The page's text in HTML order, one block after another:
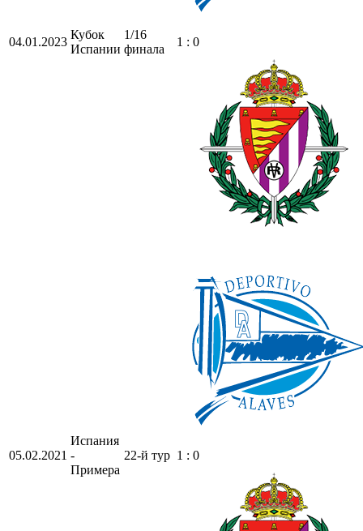
04.01.2023
Кубок
Испании
1/16
финала
1 : 0
05.02.2021
Испания
-
Примера
22-й тур 1 : 0